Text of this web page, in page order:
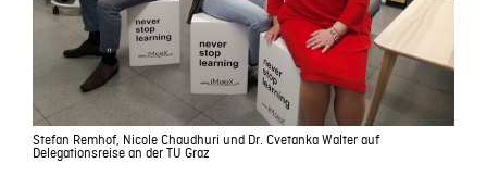
Stefan Remhof, Nicole Chaudhuri und Dr. Cvetanka Walter auf
Delegationsreise an der TU Graz